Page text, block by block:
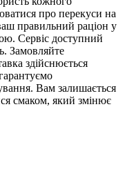
про перекуси на
правильний раціон у
Сервіс доступний
Замовляйте
здійснюється
Вам залишається
смаком, який змінює